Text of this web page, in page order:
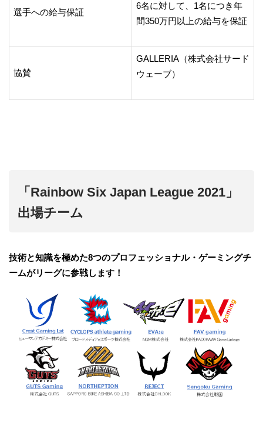
選手への給与保証
6名に対して、1名につき年
間350万円以上の給与を保証
協賛
GALLERIA（株式会社サード
ウェーブ）
「Rainbow Six Japan League 2021」
出場チーム
技術と知識を極めた8つのプロフェッショナル・ゲーミングチ
ームがリーグに参戦します！